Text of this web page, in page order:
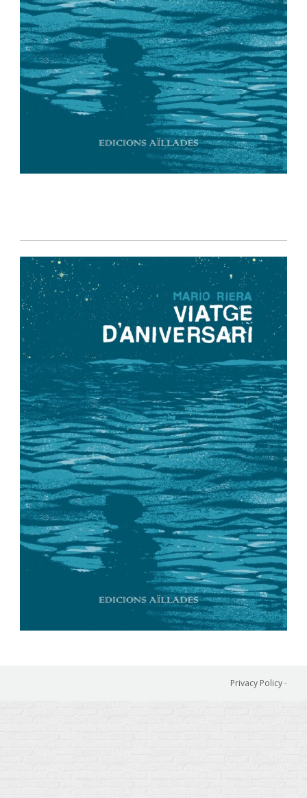
Privacy Policy-